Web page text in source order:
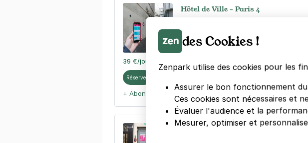
Hôtel de Ville - Paris 4
75004
4,2(55 avis)
39 €/jour
Réserver
+ Abonnements disponibles
Paris - Hôtel de Ville - Beaubourg
15 rue du Temple
des Cookies !
Zenpark utilise des cookies pour les
Assurer le bon fonctionnement
Ces cookies sont nécessaires et
Évaluer l'audience et la
Mesurer, optimiser et